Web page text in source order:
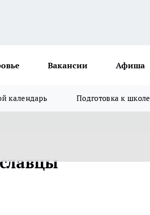
Вакансии Афиша
календарь Подготовка к школе